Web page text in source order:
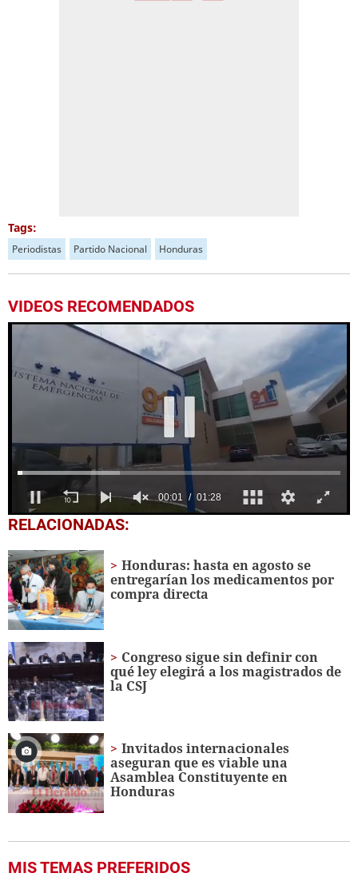
Tags:
Periodistas Partido Nacional Honduras
VIDEOS RECOMENDADOS
0
seconds
1
minute,
28
seconds
RELACIONADAS:
Honduras: hasta en agosto se
entregarían los medicamentos por
compra directa
Congreso sigue sin definir con
qué ley elegirá a los magistrados de
la CSJ
Invitados internacionales
aseguran que es viable una
Asamblea Constituyente en
Honduras
MIS TEMAS PREFERIDOS